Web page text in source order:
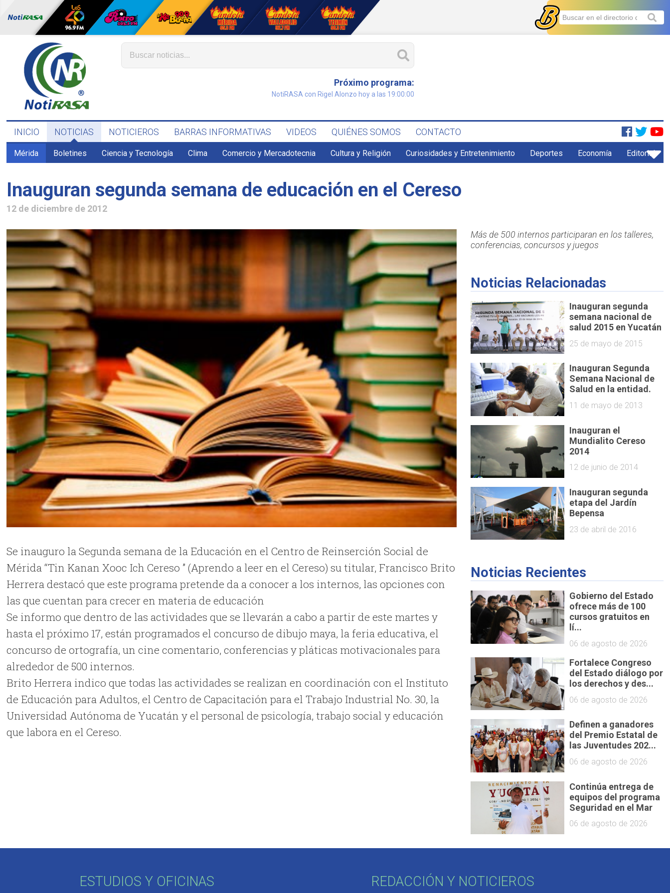
Próximo programa:
NotiRASA con Rigel Alonzo hoy a las 19:00:00
INICIO NOTICIAS NOTICIEROS BARRAS INFORMATIVAS VIDEOS QUIÉNES SOMOS CONTACTO
Mérida Boletines Ciencia y Tecnología Clima Comercio y Mercadotecnia Cultura y Religión Curiosidades y Entretenimiento Deportes Economía Editorial
Inauguran segunda semana de educación en el Cereso
12 de diciembre de 2012
Se inauguro la Segunda semana de la Educación en el Centro de Reinserción Social de
Mérida “Tin Kanan Xooc Ich Cereso ” (Aprendo a leer en el Cereso) su titular, Francisco Brito
Herrera destacó que este programa pretende da a conocer a los internos, las opciones con
las que cuentan para crecer en materia de educación
Se informo que dentro de las actividades que se llevarán a cabo a partir de este martes y
hasta el próximo 17, están programados el concurso de dibujo maya, la feria educativa, el
concurso de ortografía, un cine comentario, conferencias y pláticas motivacionales para
alrededor de 500 internos.
Brito Herrera indico que todas las actividades se realizan en coordinación con el Instituto
de Educación para Adultos, el Centro de Capacitación para el Trabajo Industrial No. 30, la
Universidad Autónoma de Yucatán y el personal de psicología, trabajo social y educación
que labora en el Cereso.
Más de 500 internos participaran en los talleres,
conferencias, concursos y juegos
Noticias Relacionadas
Inauguran segunda
semana nacional de
salud 2015 en Yucatán
25 de mayo de 2015
Inauguran Segunda
Semana Nacional de
Salud en la entidad.
11 de mayo de 2013
Inauguran el
Mundialito Cereso
2014
12 de junio de 2014
Inauguran segunda
etapa del Jardín
Bepensa
23 de abril de 2016
Noticias Recientes
Gobierno del Estado
ofrece más de 100
cursos gratuitos en
lí...
06 de agosto de 2026
Fortalece Congreso
del Estado diálogo por
los derechos y des...
06 de agosto de 2026
Definen a ganadores
del Premio Estatal de
las Juventudes 202...
06 de agosto de 2026
Continúa entrega de
equipos del programa
Seguridad en el Mar
06 de agosto de 2026
ESTUDIOS Y OFICINAS REDACCIÓN Y NOTICIEROS